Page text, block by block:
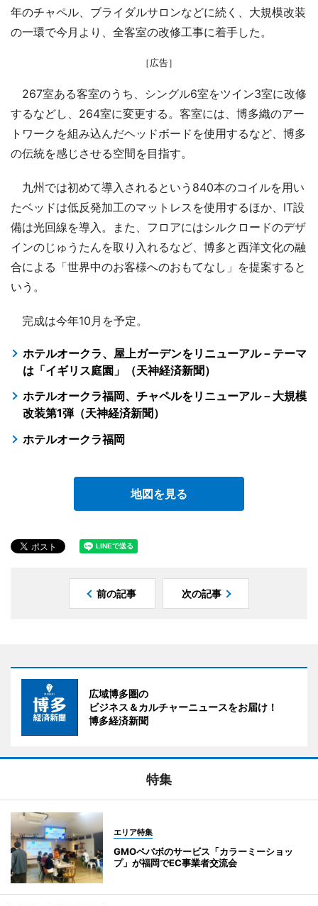
年のチャペル、ブライダルサロンなどに続く、大規模改装
の一環で今月より、全客室の改修工事に着手した。
［広告］
267室ある客室のうち、シングル6室をツイン3室に改修
するなどし、264室に変更する。客室には、博多織のアー
トワークを組み込んだヘッドボードを使用するなど、博多
の伝統を感じさせる空間を目指す。
九州では初めて導入されるという840本のコイルを用い
たベッドは低反発加工のマットレスを使用するほか、IT設
備は光回線を導入。また、フロアにはシルクロードのデザ
インのじゅうたんを取り入れるなど、博多と西洋文化の融
合による「世界中のお客様へのおもてなし」を提案すると
いう。
完成は今年10月を予定。
ホテルオークラ、屋上ガーデンをリニューアル－テーマ
は「イギリス庭園」（天神経済新聞）
ホテルオークラ福岡、チャペルをリニューアル－大規模
改装第1弾（天神経済新聞）
ホテルオークラ福岡
地図を見る
前の記事 次の記事
広域博多圏の
ビジネス＆カルチャーニュースをお届け！
博多経済新聞
特集
エリア特集
GMOペパボのサービス「カラーミーショッ
プ」が福岡でEC事業者交流会